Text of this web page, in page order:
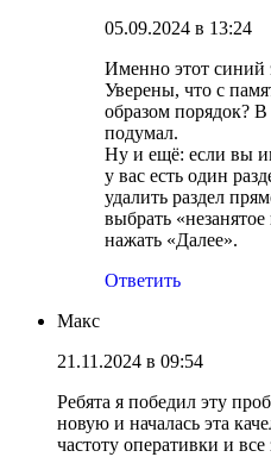
05.09.2024 в 13:24
Именно этот синий
Уверены, что с
образом порядок?
подумал.
Ну и ещё: если вы
у вас есть один
удалить раздел
выбрать
нажать «Далее».
Ответить
Макс
21.11.2024 в 09:54
Ребята я победил эту
новую и началась эта
частоту оперативки и все